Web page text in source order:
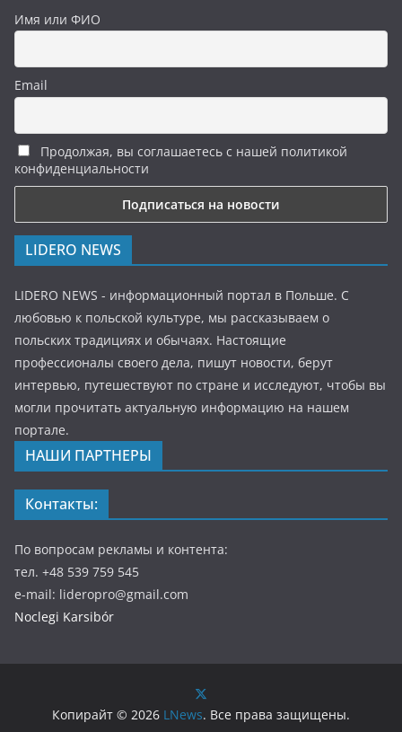
Имя или ФИО
Email
Продолжая, вы соглашаетесь с нашей политикой
конфиденциальности
LIDERO NEWS
LIDERO NEWS - информационный портал в Польше. С
любовью к польской культуре, мы рассказываем о
польских традициях и обычаях. Настоящие
профессионалы своего дела, пишут новости, берут
интервью, путешествуют по стране и исследуют, чтобы вы
могли прочитать актуальную информацию на нашем
портале.
НАШИ ПАРТНЕРЫ
Контакты:
По вопросам рекламы и контента:
тел. +48 539 759 545
e-mail: lideropro@gmail.com
Noclegi Karsibór
Копирайт © 2026 LNews. Все права защищены.